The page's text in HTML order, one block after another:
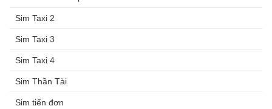
Sim Taxi 2
Sim Taxi 3
Sim Taxi 4
Sim Thần Tài
Sim tiến đơn